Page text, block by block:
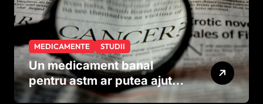
MEDICAMENTE STUDII
Un medicament banal
pentru astm ar putea ajuta
în lupta împotriva